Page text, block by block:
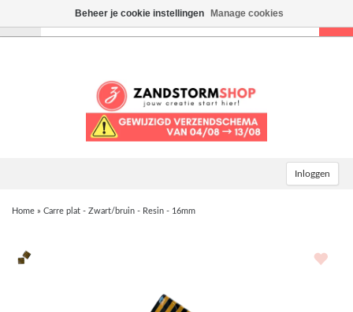
Inloggen
Home » Carre plat - Zwart/bruin - Resin - 16mm
Beheer je cookie instellingen Manage cookies